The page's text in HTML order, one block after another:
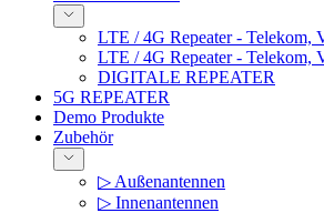
LTE / 4G Repeater - Telekom,
LTE / 4G Repeater - Telekom,
DIGITALE REPEATER
5G REPEATER
Demo Produkte
Zubehör
▷ Außenantennen
▷ Innenantennen